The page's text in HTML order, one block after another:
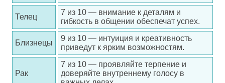
Телец
7 из 10 — внимание к деталям и
гибкость в общении обеспечат успех.
Близнецы
9 из 10 — интуиция и креативность
приведут к ярким возможностям.
Рак
7 из 10 — проявляйте терпение и
доверяйте внутреннему голосу в